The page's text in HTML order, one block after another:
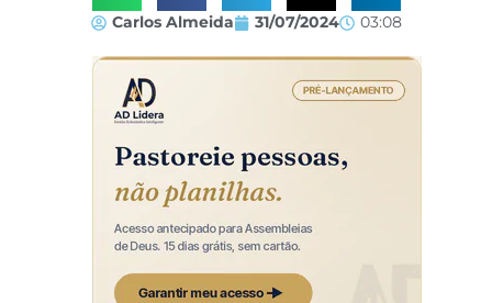
Carlos Almeida 31/07/2024 03:08